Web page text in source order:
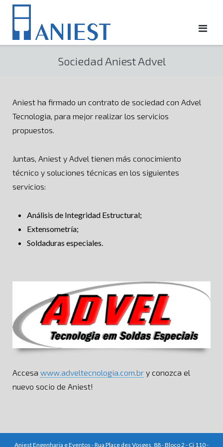
Saltar
contenido
Sociedad Aniest Advel
Aniest ha firmado un contrato de sociedad con Advel
Tecnologia, para mejor realizar los servicios
propuestos.
Juntas, Aniest y Advel tienen más conocimiento
técnico y soluciones técnicas en los siguientes
servicios:
Análisis de Integridad Estructural;
Extensometría;
Soldaduras especiales.
Accesa www.adveltecnologia.com.bry conozca el
nuevo socio de Aniest!
Aniest Engenharia e Eventos - Rua Place des Vosges, 88 - Bloco 2 - Cj 110 -